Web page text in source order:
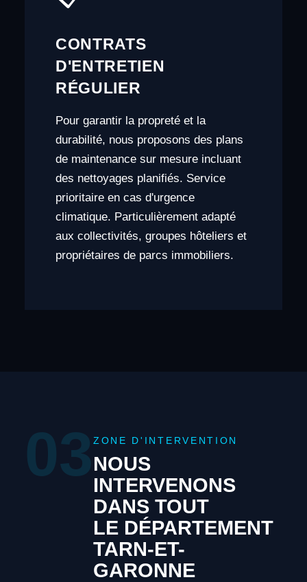
CONTRATS
D'ENTRETIEN
RÉGULIER
Pour garantir la propreté et la
durabilité, nous proposons des plans
de maintenance sur mesure incluant
des nettoyages planifiés. Service
prioritaire en cas d'urgence
climatique. Particulièrement adapté
aux collectivités, groupes hôteliers et
propriétaires de parcs immobiliers.
03 ZONE D'INTERVENTION
NOUS
INTERVENONS
DANS TOUT
LE DÉPARTEMENT
TARN-ET-
GARONNE